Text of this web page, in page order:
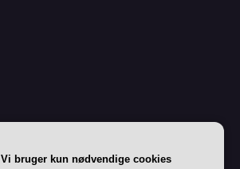
Vi bruger kun nødvendige cookies